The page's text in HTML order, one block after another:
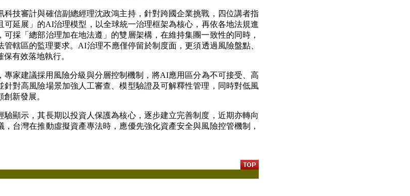
科技審計與確信副總經理沈政鴻主持，針對跨國企業挑戰，四位講者指
可延展」的AI治理模型，以全球統一治理框架為核心，再依各地法規進
可採「總部治理加在地法遵」的雙層架構，在維持集團一致性的同時，
管轄區的監理要求。AI治理不應僅停留於制度面，更須透過風險盤點、
有效落地執行。
專家建議採用風險分級與分層控制機制，將AI應用區分為不可接受、高
針對高風險場景加強人工審查、模型驗證及可解釋性管理，同時對低風
新發展。
驗顯示，其長期以投資人保護為核心，逐步建立完善制度，近期亦轉向
，台灣在推動虛擬資產專法時，應優先強化資產安全與風險控管機制，